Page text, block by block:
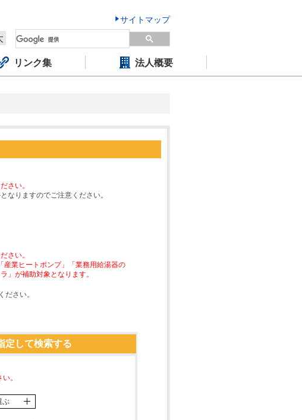
サイトマップ
リンク集 法人概要
さい。
なりますのでご注意ください。
さい。
業ヒートポンプ」「業務用給湯器の
」が補助対象となります。
さい。
定して検索する
。
ぶ